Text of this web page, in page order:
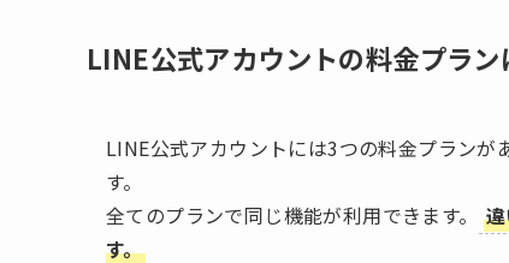
LINE公式アカウントの料金プラン
LINE公式アカウントには3つの料金プラン
す。
全てのプランで同じ機能が利用できます。
す。